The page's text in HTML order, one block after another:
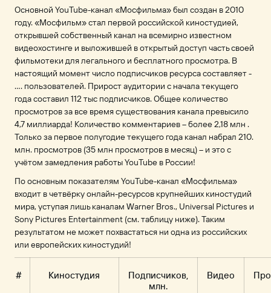
Основной YouTube-канал «Мосфильма» был создан в 2010
году. «Мосфильм» стал первой российской киностудией,
открывшей собственный канал на всемирно известном
видеохостинге и выложившей в открытый доступ часть своей
фильмотеки для легального и бесплатного просмотра. В
настоящий момент число подписчиков ресурса составляет -
…. пользователей. Прирост аудитории с начала текущего
года составил 112 тыс подписчиков. Общее количество
просмотров за все время существования канала превысило
4,7 миллиарда! Количество комментариев – более 2,18 млн .
Только за первое полугодие текущего года канал набрал 210.
млн. просмотров (35 млн просмотров в месяц) – и это с
учётом замедления работы YouTube в России!
По основным показателям YouTube-канал «Мосфильма»
входит в четвёрку онлайн-ресурсов крупнейших киностудий
мира, уступая лишь каналам Warner Bros., Universal Pictures и
Sony Pictures Entertainment (см. таблицу ниже). Таким
результатом не может похвастаться ни одна из российских
или европейских киностудий!
# Киностудия
Подписчиков,
млн.
Видео